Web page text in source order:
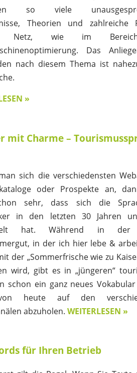
so viele
Theorien und zahlreiche
Netz, wie im
Das
nach diesem Thema ist
»
mit Charme –
sich die verschiedensten
oder Prospekte an,
sehr, dass sich die
in den letzten 30 Jahren
hat. Während in der
in der ich hier lebe &
der „Sommerfrische wie zu
wird, gibt es in „jüngeren“
schon ein ganz neues
heute auf den
abzuholen. WEITERLESEN »
für Ihren Betrieb